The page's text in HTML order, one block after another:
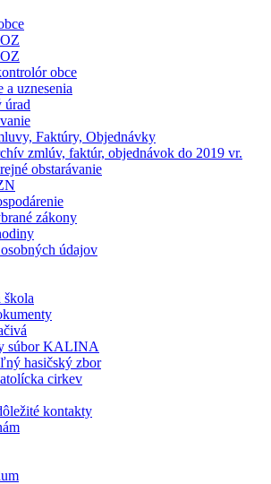
obce
a uznesenia
úrad
Faktúry, Objednávky
zmlúv, faktúr, objednávok do 2019 vr.
obstarávanie
zákony
údajov
škola
súbor KALINA
hasičský zbor
cirkev
kontakty